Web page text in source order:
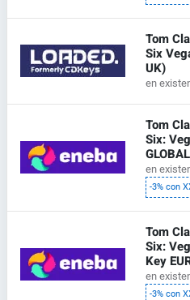
Tom
Six
UK)
en
Tom
Six:
GLOBAL
en
-3% con
Tom
Six:
Key
en
-3% con